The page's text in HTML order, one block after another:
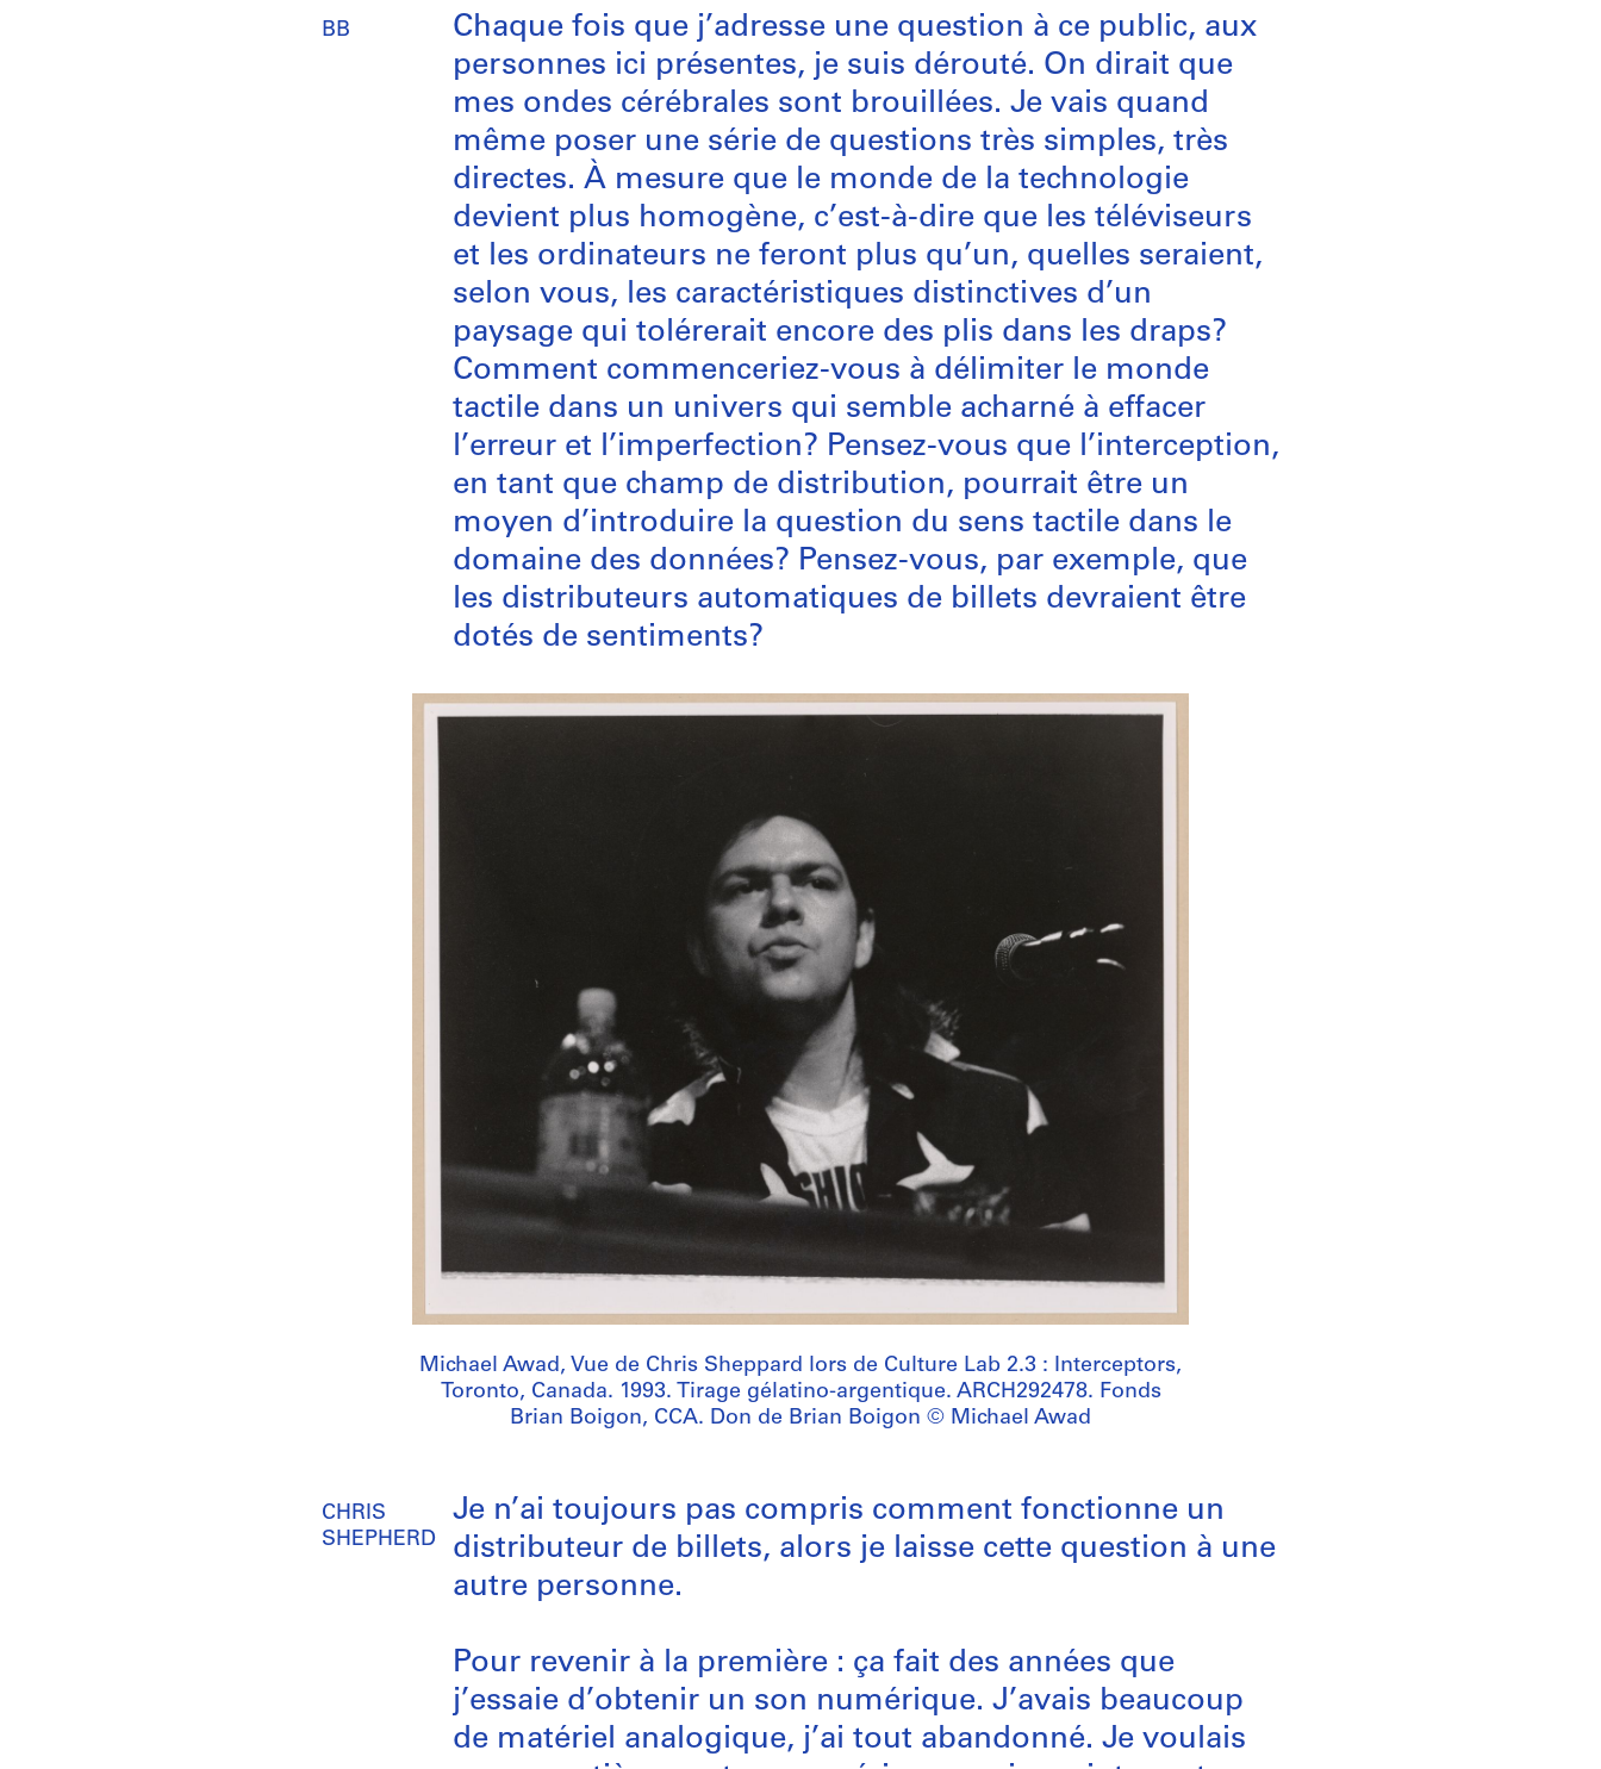
BB
Chaque fois que j’adresse une question à ce public, aux
personnes ici présentes, je suis dérouté. On dirait que
mes ondes cérébrales sont brouillées. Je vais quand
même poser une série de questions très simples, très
directes. À mesure que le monde de la technologie
devient plus homogène, c’est-à-dire que les téléviseurs
et les ordinateurs ne feront plus qu’un, quelles seraient,
selon vous, les caractéristiques distinctives d’un
paysage qui tolérerait encore des plis dans les draps?
Comment commenceriez-vous à délimiter le monde
tactile dans un univers qui semble acharné à effacer
l’erreur et l’imperfection? Pensez-vous que l’interception,
en tant que champ de distribution, pourrait être un
moyen d’introduire la question du sens tactile dans le
domaine des données? Pensez-vous, par exemple, que
les distributeurs automatiques de billets devraient être
dotés de sentiments?
Michael Awad, Vue de Chris Sheppard lors de Culture Lab 2.3 : Interceptors,
Toronto, Canada. 1993. Tirage gélatino-argentique. ARCH292478. Fonds
Brian Boigon, CCA. Don de Brian Boigon © Michael Awad
CHRIS
SHEPHERD
Je n’ai toujours pas compris comment fonctionne un
distributeur de billets, alors je laisse cette question à une
autre personne.
Pour revenir à la première : ça fait des années que
j’essaie d’obtenir un son numérique. J’avais beaucoup
de matériel analogique, j’ai tout abandonné. Je voulais